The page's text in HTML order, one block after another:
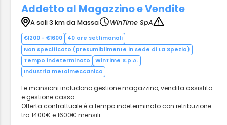
Addetto al Magazzino e Vendite
A soli 3 km da Massa WinTime SpA
€1200 - €1600
40 ore settimanali
Non specificato (presumibilmente in sede di La Spezia)
Tempo indeterminato
WinTime S.p.A.
Industria metalmeccanica
Le mansioni includono gestione magazzino, vendita assistita
e gestione cassa.
Offerta contrattuale è a tempo indeterminato con retribuzione
tra 1400€ e 1600€ mensili.